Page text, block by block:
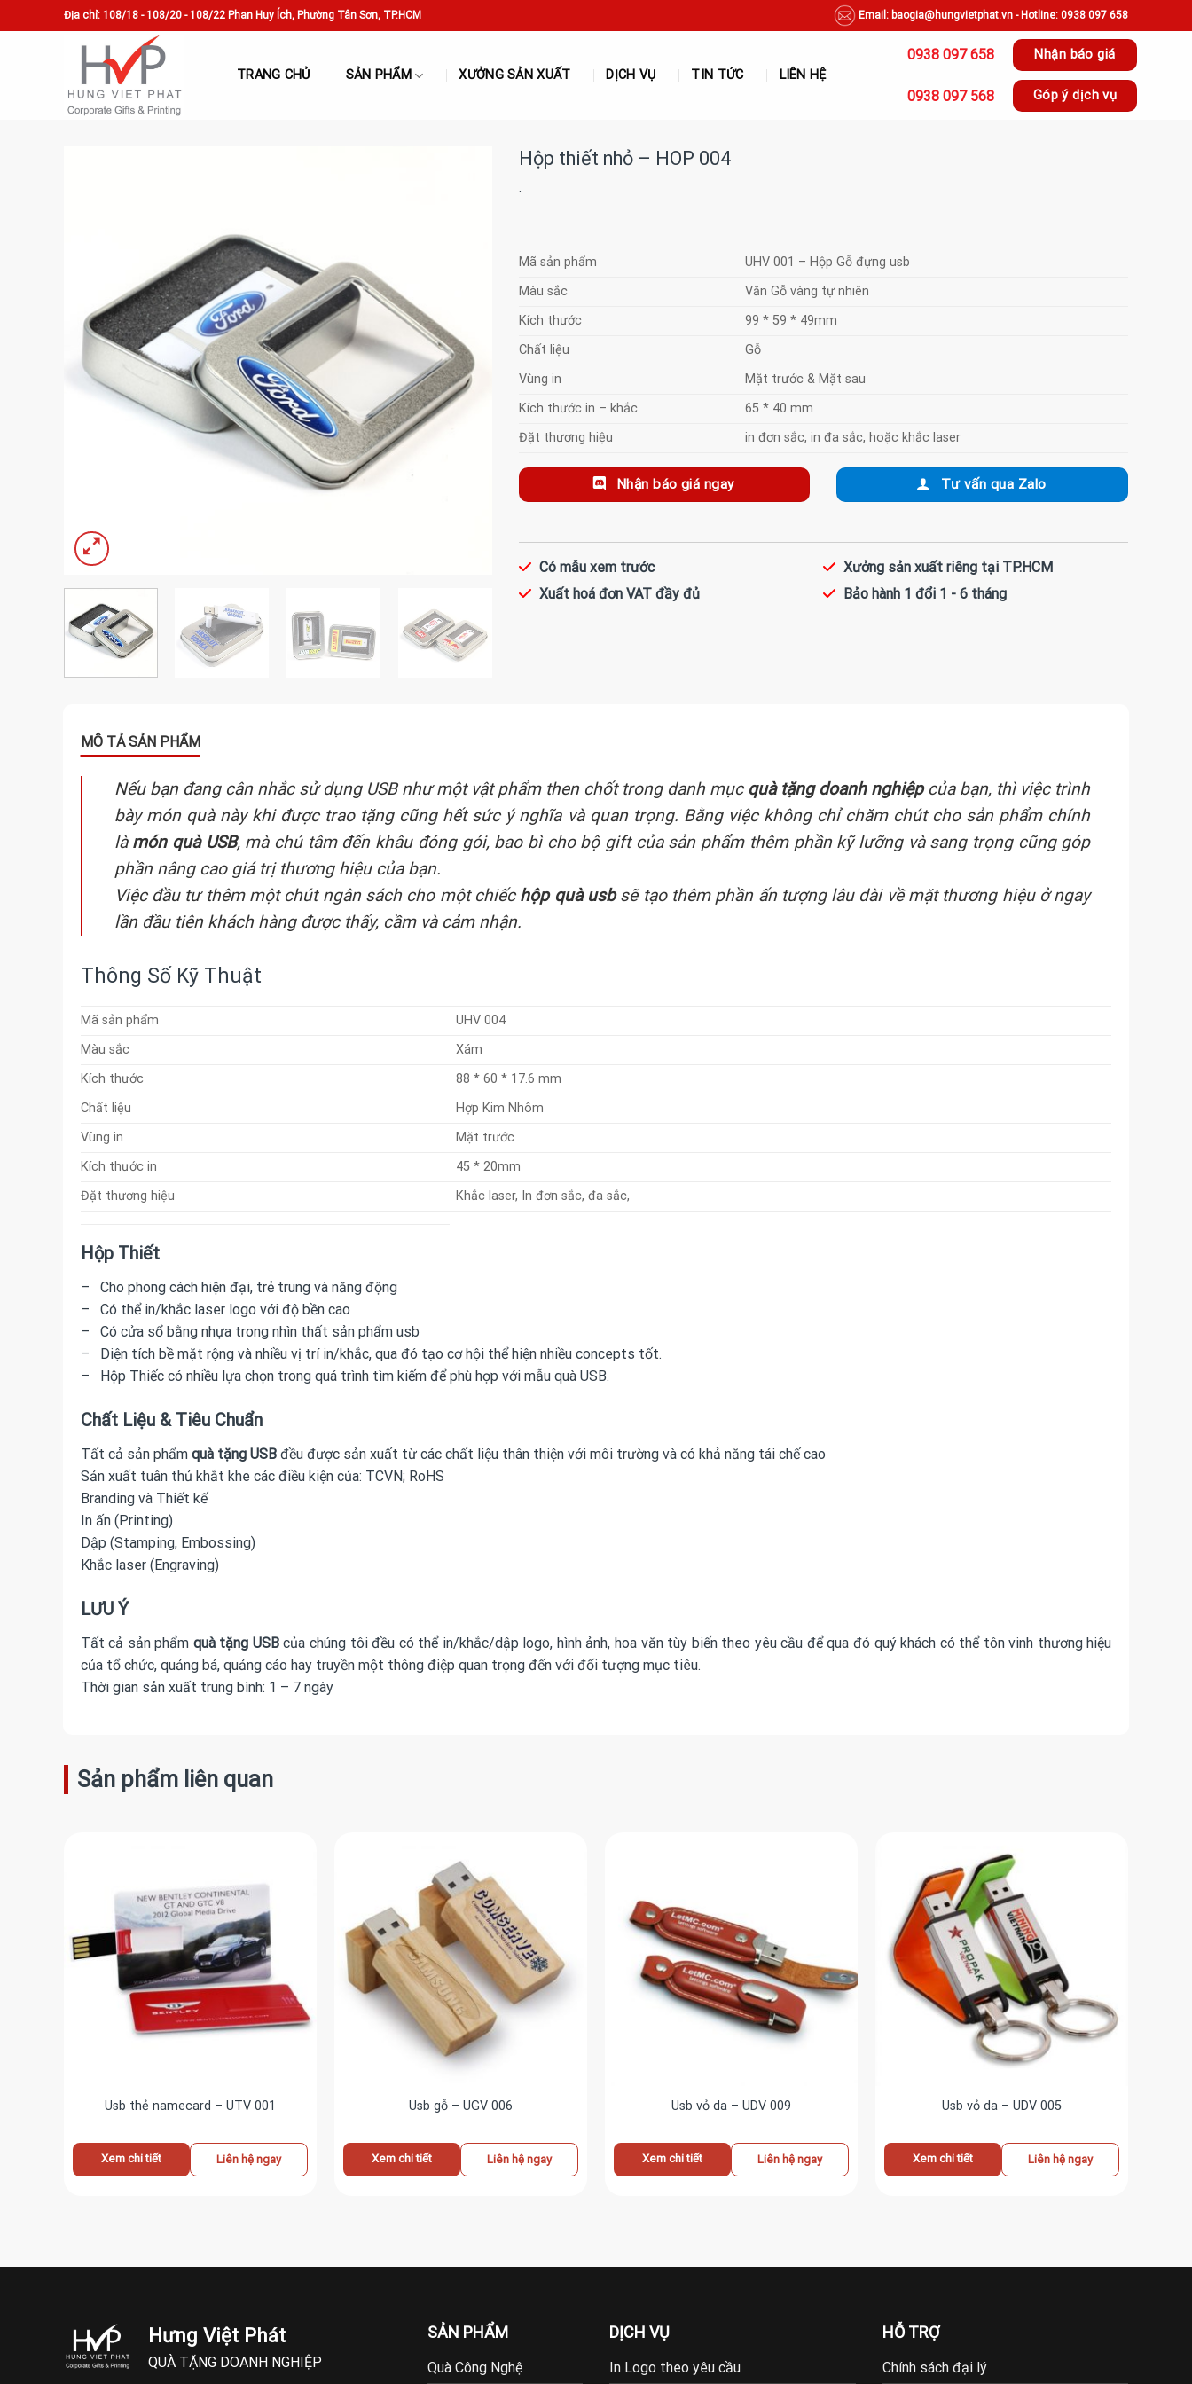
to
Địa chỉ: 108/18 - 108/20 - 108/22 Phan Huy Ích, Phường Tân Sơn, TP.HCM Email: baogia@hungvietphat.vn - Hotline: 0938 097 658
TRANG CHỦ SẢN PHẨM XƯỞNG SẢN XUẤT DỊCH VỤ TIN TỨC LIÊN HỆ
0938 097 658 Nhận báo giá
0938 097 568 Góp ý dịch vụ
Hộp thiết nhỏ – HOP 004
·
Mã sản phẩm
UHV 001 – Hộp Gỗ đựng usb
Màu sắc
Văn Gỗ vàng tự nhiên
Kích thước
99 * 59 * 49mm
Chất liệu
Gỗ
Vùng in
Mặt trước & Mặt sau
Kích thước in – khắc
65 * 40 mm
Đặt thương hiệu
in đơn sắc, in đa sắc, hoặc khắc laser
Nhận báo giá ngay Tư vấn qua Zalo
Có mẫu xem trước
Xuất hoá đơn VAT đầy đủ
Xưởng sản xuất riêng tại TP.HCM
Bảo hành 1 đổi 1 - 6 tháng
Nếu bạn đang cân nhắc sử dụng USB như một vật phẩm then chốt trong danh mục quà tặng doanh nghiệpcủa bạn, thì việc trình
bày món quà này khi được trao tặng cũng hết sức ý nghĩa và quan trọng. Bằng việc không chỉ chăm chút cho sản phẩm chính
là món quà USB, mà chú tâm đến khâu đóng gói, bao bì cho bộ gift của sản phẩm thêm phần kỹ lưỡng và sang trọng cũng góp
phần nâng cao giá trị thương hiệu của bạn.
Việc đầu tư thêm một chút ngân sách cho một chiếchộp quà usbsẽ tạo thêm phần ấn tượng lâu dài về mặt thương hiệu ở ngay
lần đầu tiên khách hàng được thấy, cầm và cảm nhận.
Thông Số Kỹ Thuật
Mã sản phẩm
UHV 004
Màu sắc
Xám
Kích thước
88 * 60 * 17.6 mm
Chất liệu
Hợp Kim Nhôm
Vùng in
Mặt trước
Kích thước in
45 * 20mm
Đặt thương hiệu
Khắc laser, In đơn sắc, đa sắc,
Hộp Thiết
– Cho phong cách hiện đại, trẻ trung và năng động
– Có thể in/khắc laser logo với độ bền cao
– Có cửa sổ bằng nhựa trong nhìn thất sản phẩm usb
– Diện tích bề mặt rộng và nhiều vị trí in/khắc, qua đó tạo cơ hội thể hiện nhiều concepts tốt.
– Hộp Thiếc có nhiều lựa chọn trong quá trình tìm kiếm để phù hợp với mẫu quà USB.
Chất Liệu & Tiêu Chuẩn
Tất cả sản phẩm quà tặng USBđều được sản xuất từ các chất liệu thân thiện với môi trường và có khả năng tái chế cao
Sản xuất tuân thủ khắt khe các điều kiện của: TCVN; RoHS
Branding và Thiết kế
In ấn (Printing)
Dập (Stamping, Embossing)
Khắc laser (Engraving)
LƯU Ý
Tất cả sản phẩm quà tặng USBcủa chúng tôi đều có thể in/khắc/dập logo, hình ảnh, hoa văn tùy biến theo yêu cầu để qua đó quý khách có thể tôn vinh thương hiệu
của tổ chức, quảng bá, quảng cáo hay truyền một thông điệp quan trọng đến với đối tượng mục tiêu.
Thời gian sản xuất trung bình: 1 – 7 ngày
Sản phẩm liên quan
Usb thẻ namecard – UTV 001
Xem chi tiết Liên hệ ngay
Usb gỗ – UGV 006
Xem chi tiết Liên hệ ngay
Usb vỏ da – UDV 009
Xem chi tiết Liên hệ ngay
Usb vỏ da – UDV 005
Xem chi tiết Liên hệ ngay
Hưng Việt Phát
QUÀ TẶNG DOANH NGHIỆP
SẢN PHẨM
Quà Công Nghệ
DỊCH VỤ
In Logo theo yêu cầu
HỖ TRỢ
Chính sách đại lý